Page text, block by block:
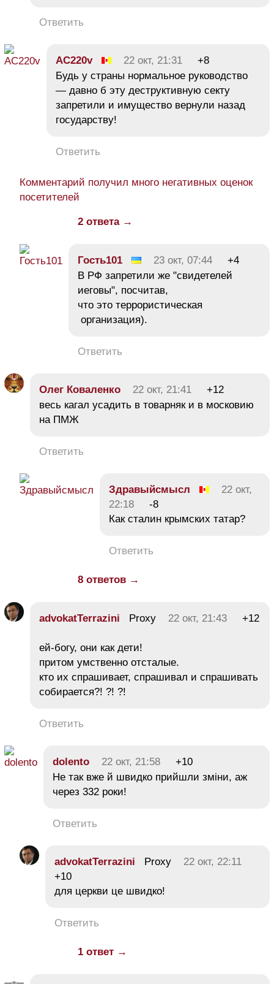
Ответить
AC220v 22 окт, 21:31
+8
Будь у страны нормальное руководство
— давно б эту деструктивную секту
запретили и имущество вернули назад
государству!
Ответить
Комментарий получил много негативных оценок
посетителей
2 ответа →
Гость101 23 окт, 07:44
+4
В РФ запретили же "свидетелей
иеговы", посчитав,
что это террористическая
организация).
Ответить
Олег Коваленко 22 окт, 21:41
+12
весь кагал усадить в товарняк и в московию
на ПМЖ
Ответить
Здравыйсмысл
22 окт,
22:18
-8
Как сталин крымских татар?
Ответить
8 ответов →
advokatTerrazini Proxy 22 окт, 21:43 +12
ей-богу, они как дети!
притом умственно отсталые.
кто их спрашивает, спрашивал и спрашивать
собирается?! ?! ?!
Ответить
dolento 22 окт, 21:58
+10
Не так вже й швидко прийшли зміни, аж
через 332 роки!
Ответить
advokatTerrazini Proxy
22 окт, 22:11
+10
для церкви це швидко!
Ответить
1 ответ →